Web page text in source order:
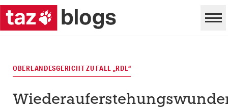
OBERLANDESGERICHT ZU FALL „RDL“